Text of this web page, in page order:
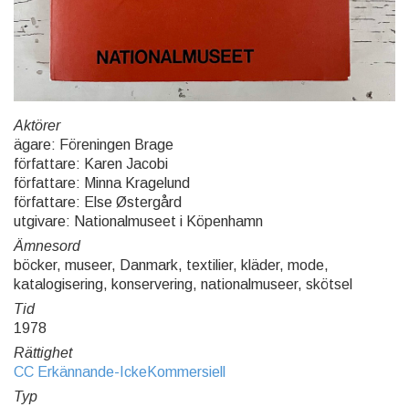
Aktörer
ägare: Föreningen Brage
författare: Karen Jacobi
författare: Minna Kragelund
författare: Else Østergård
utgivare: Nationalmuseet i Köpenhamn
Ämnesord
böcker, museer, Danmark, textilier, kläder, mode,
katalogisering, konservering, nationalmuseer, skötsel
Tid
1978
Rättighet
CC Erkännande-IckeKommersiell
Typ